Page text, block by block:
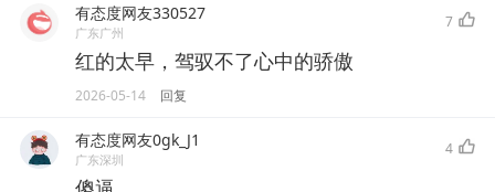
有态度网友330527
广东广州
7
红的太早，驾驭不了心中的骄傲
2026-05-14 回复
有态度网友0gk_J1
广东深圳
4